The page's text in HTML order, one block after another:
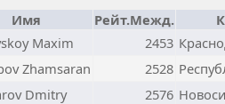
Имя Рейт.Межд.
Maxim 2453
Zhamsaran 2528
Dmitry 2576